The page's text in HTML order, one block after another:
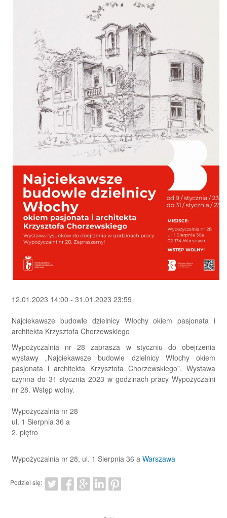
12.01.2023 14:00 - 31.01.2023 23:59
Najciekawsze budowle dzielnicy Włochy okiem pasjonata i
architekta Krzysztofa Chorzewskiego
Wypożyczalnia nr 28 zaprasza w styczniu do obejrzenia
wystawy „Najciekawsze budowle dzielnicy Włochy okiem
pasjonata i architekta Krzysztofa Chorzewskiego”. Wystawa
czynna do 31 stycznia 2023 w godzinach pracy Wypożyczalni
nr 28. Wstęp wolny.
Wypożyczalnia nr 28
ul. 1 Sierpnia 36 a
2. piętro
Wypożyczalnia nr 28, ul. 1 Sierpnia 36 a Warszawa
Podziel się: